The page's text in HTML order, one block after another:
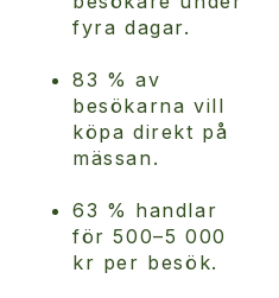
fyra dagar.
83 % av
besökarna vill
köpa direkt på
mässan.
63 % handlar
för 500–5 000
kr per besök.